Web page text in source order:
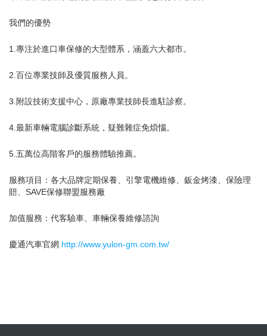
我們的優勢
1.專注於進口車保修的大型體系，涵蓋六大都市。
2.百位專業技師及優質服務人員。
3.附設技術支援中心，原廠專業技師長進駐診察。
4.最新車輛電腦診斷系統，疑難雜症免煩惱。
5.五萬位高階客戶的服務體驗推薦。
服務項目：各大品牌定期保養、引擎電機維修、鈑金烤漆、保險理
賠、SAVE保修聯盟服務廠
加值服務：代客驗車、車輛保養維修諮詢
慶通汽車官網 http://www.yulon-gm.com.tw/